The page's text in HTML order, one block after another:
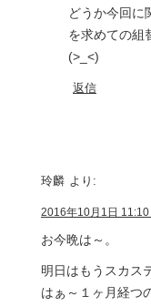
どうか今回に
を求めての
(>_<)
返信
玲麟 より:
2016年10月1日 11:10
お今晩は～。
明日はもうスカス
はぁ～１ヶ月経つ